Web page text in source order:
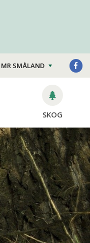
MR SMÅLAND
SKOG